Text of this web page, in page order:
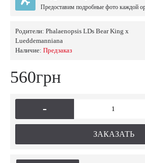
Предоставим подробные фото каждой
Родители: Phalaenopsis LDs Bear King x
Lueddemanniana
Наличие: Предзаказ
560грн
-
ЗАКАЗАТЬ